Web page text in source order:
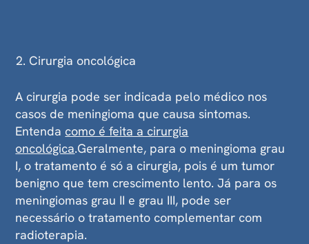
Cirurgia oncológica
A cirurgia pode ser indicada pelo médico nos
casos de meningioma que causa sintomas.
Entenda como é feita a cirurgia
oncológica.Geralmente, para o meningioma grau
I, o tratamento é só a cirurgia, pois é um tumor
benigno que tem crescimento lento. Já para os
meningiomas grau II e grau III, pode ser
necessário o tratamento complementar com
radioterapia.